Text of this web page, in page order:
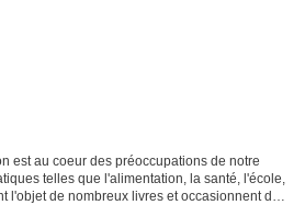
est au coeur des préoccupations de notre
telles que l'alimentation, la santé, l'école,
l'objet de nombreux livres et occasionnent de